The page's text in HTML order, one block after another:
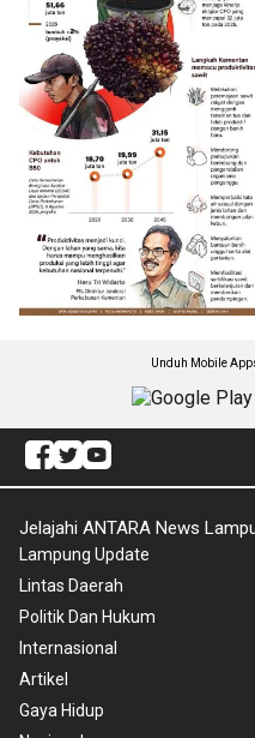
Unduh Mobile
Jelajahi ANTARA News
Lampung Update
Lintas Daerah
Politik Dan Hukum
Internasional
Artikel
Gaya Hidup